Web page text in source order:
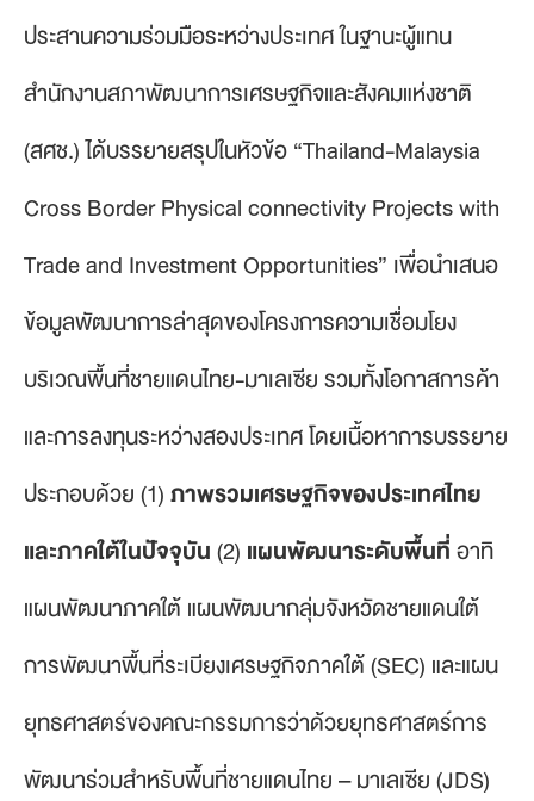
ประสานความร่วมมือระหว่างประเทศ ในฐานะผู้แทน
สำนักงานสภาพัฒนาการเศรษฐกิจและสังคมแห่งชาติ
(สศช.) ได้บรรยายสรุปในหัวข้อ “Thailand-Malaysia
Cross Border Physical connectivity Projects with
Trade and Investment Opportunities” เพื่อนำเสนอ
ข้อมูลพัฒนาการล่าสุดของโครงการความเชื่อมโยง
บริเวณพื้นที่ชายแดนไทย-มาเลเซีย รวมทั้งโอกาสการค้า
และการลงทุนระหว่างสองประเทศ โดยเนื้อหาการบรรยาย
ประกอบด้วย (1)ภาพรวมเศรษฐกิจของประเทศไทย
และภาคใต้ในปัจจุบัน(2) แผนพัฒนาระดับพื้นที่อาทิ
แผนพัฒนาภาคใต้ แผนพัฒนากลุ่มจังหวัดชายแดนใต้
การพัฒนาพื้นที่ระเบียงเศรษฐกิจภาคใต้ (SEC) และแผน
ยุทธศาสตร์ของคณะกรรมการว่าด้วยยุทธศาสตร์การ
พัฒนาร่วมสำหรับพื้นที่ชายแดนไทย – มาเลเซีย (JDS)